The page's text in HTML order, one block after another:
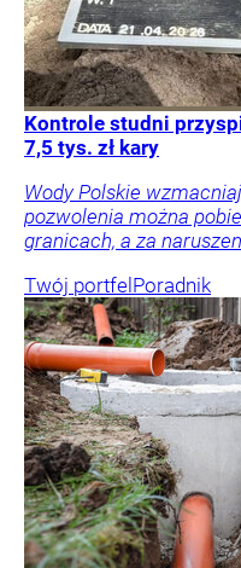
Kontrole studni
7,5 tys. zł kary
Wody Polskie
pozwolenia można
granicach, a za
Twój portfelPoradnik